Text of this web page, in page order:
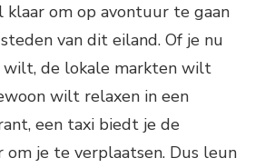
klaar om op avontuur te gaan
van dit eiland. Of je nu
wilt, de lokale markten wilt
wilt relaxen in een
een taxi biedt je de
om je te verplaatsen. Dus leun